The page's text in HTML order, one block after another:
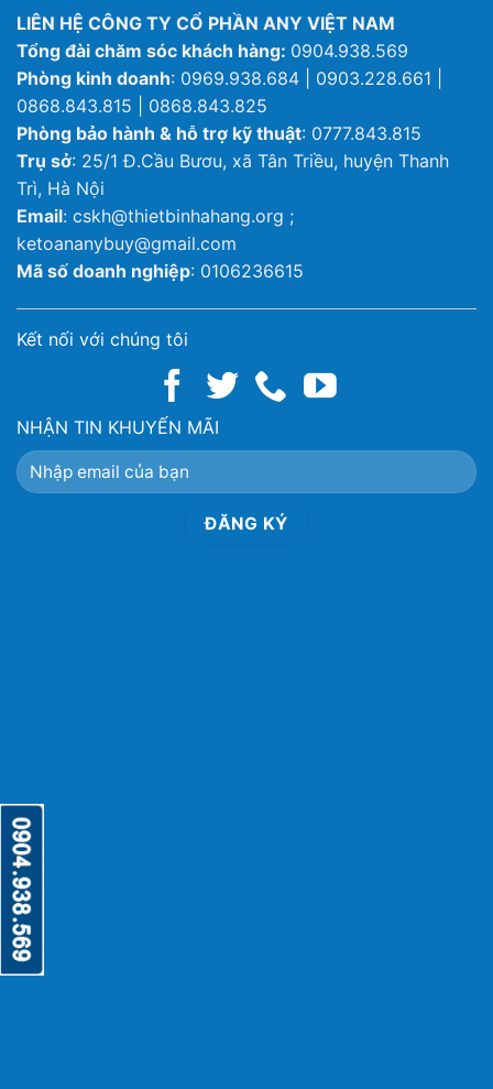
LIÊN HỆ CÔNG TY CỔ PHẦN ANY VIỆT NAM
Tổng đài chăm sóc khách hàng: 0904.938.569
Phòng kinh doanh: 0969.938.684 | 0903.228.661 |
0868.843.815 | 0868.843.825
Phòng bảo hành & hỗ trợ kỹ thuật: 0777.843.815
Trụ sở: 25/1 Đ.Cầu Bươu, xã Tân Triều, huyện Thanh
Trì, Hà Nội
Email: cskh@thietbinhahang.org ;
ketoananybuy@gmail.com
Mã số doanh nghiệp: 0106236615
Kết nối với chúng tôi
NHẬN TIN KHUYẾN MÃI